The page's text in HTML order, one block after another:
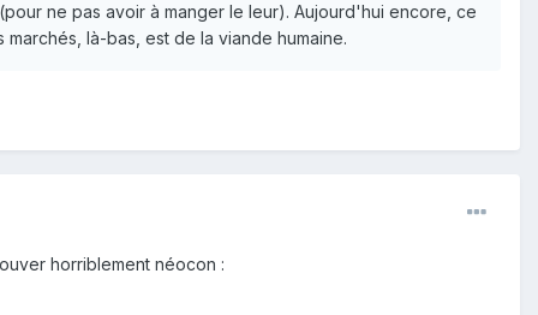
ne pas avoir à manger le leur). Aujourd'hui encore, ce
là-bas, est de la viande humaine.
horriblement néocon :